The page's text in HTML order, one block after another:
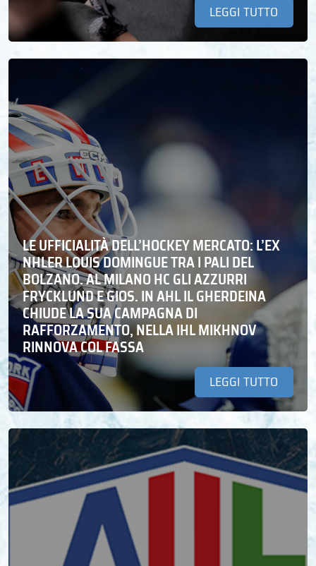
LEGGI TUTTO
LE UFFICIALITÀ DELL’HOCKEY MERCATO: L’EX
NHLER LOUIS DOMINGUE TRA I PALI DEL
BOLZANO. AL MILANO HC GLI AZZURRI
FRYCKLUND E GIOS. IN AHL IL GHERDEINA
CHIUDE LA SUA CAMPAGNA DI
RAFFORZAMENTO, NELLA IHL MIKHNOV
RINNOVA COL FASSA
LEGGI TUTTO